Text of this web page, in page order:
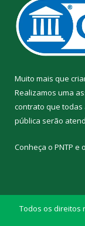
Muito mais que
Realizamos uma
contrato que todas
pública serão
Conheça o PNTP e o
Todos os direitos